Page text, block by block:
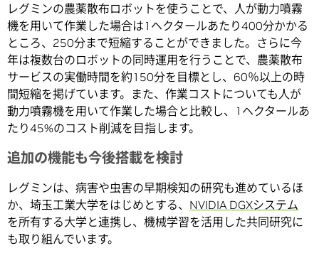
レグミンの農薬散布ロボットを使うことで、人が動力噴霧
機を用いて作業した場合は1ヘクタールあたり400分かかる
ところ、250分まで短縮することができました。さらに今
年は複数台のロボットの同時運用を行うことで、農薬散布
サービスの実働時間を約150分を目標とし、60％以上の時
間短縮を掲げています。また、作業コストについても人が
動力噴霧機を用いて作業した場合と比較し、1ヘクタールあ
たり45%のコスト削減を目指します。
追加の機能も今後搭載を検討
レグミンは、病害や虫害の早期検知の研究も進めているほ
か、埼玉工業大学をはじめとする、 NVIDIA DGXシステム
を所有する大学と連携し、機械学習を活用した共同研究に
も取り組んでいます。